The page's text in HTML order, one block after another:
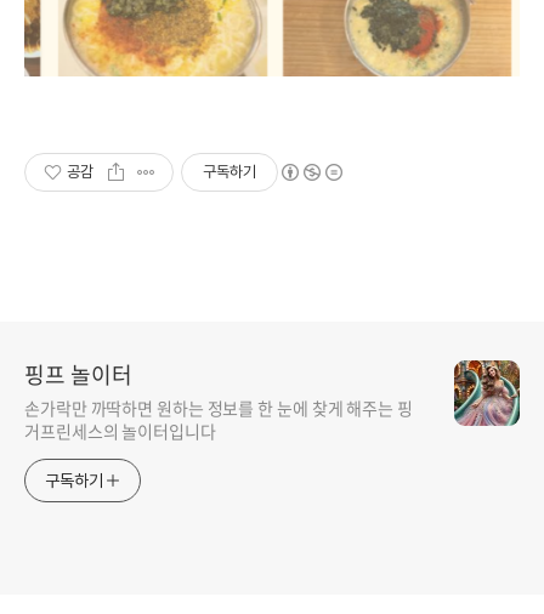
공감 구독하기
핑프 놀이터
손가락만 까딱하면 원하는 정보를 한 눈에 찾게 해주는 핑
거프린세스의 놀이터입니다
구독하기